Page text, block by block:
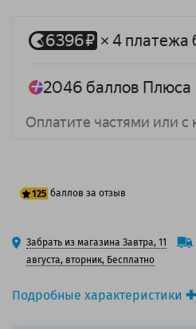
Подробные характеристики
125 баллов за отзыв
100 баллов
125 баллов
Забрать из магазина Завтра, 11
августа, вторник, Бесплатно